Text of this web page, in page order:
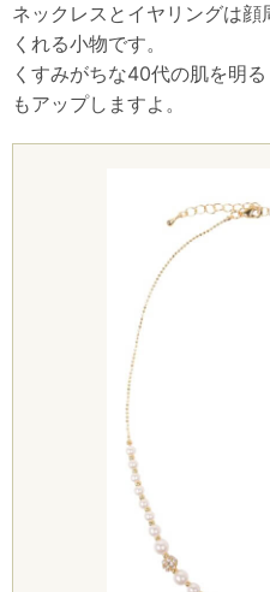
ネックレスとイヤリングは
くれる小物です。
くすみがちな40代の肌を明
もアップしますよ。